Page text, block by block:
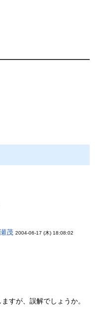
茂 2004-06-17 (木) 18:08:02
すが、誤解でしょうか。